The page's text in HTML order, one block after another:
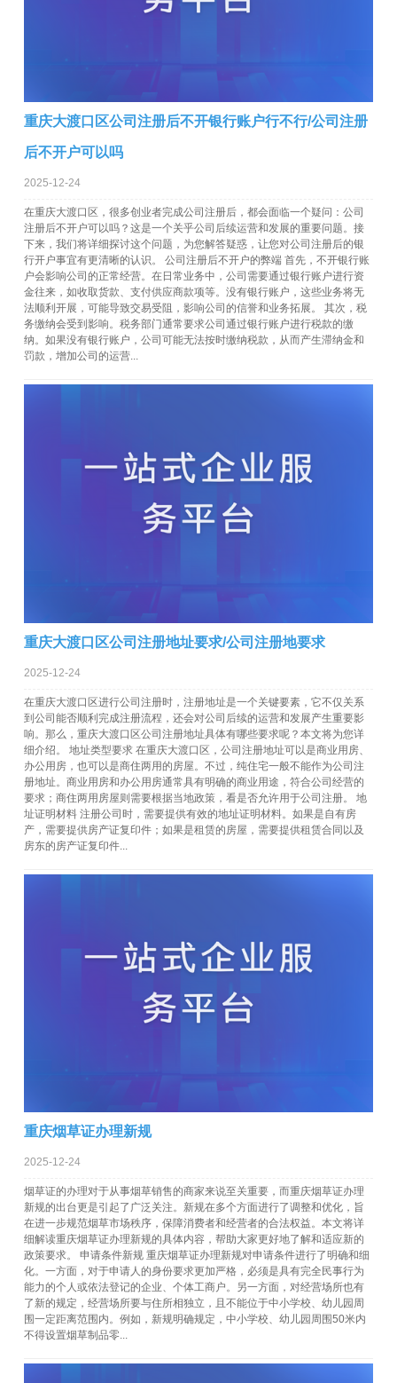
重庆大渡口区公司注册后不开银行账户行不行/公司注册
后不开户可以吗
2025-12-24
在重庆大渡口区，很多创业者完成公司注册后，都会面临一个疑问：公司
注册后不开户可以吗？这是一个关乎公司后续运营和发展的重要问题。接
下来，我们将详细探讨这个问题，为您解答疑惑，让您对公司注册后的银
行开户事宜有更清晰的认识。 公司注册后不开户的弊端 首先，不开银行账
户会影响公司的正常经营。在日常业务中，公司需要通过银行账户进行资
金往来，如收取货款、支付供应商款项等。没有银行账户，这些业务将无
法顺利开展，可能导致交易受阻，影响公司的信誉和业务拓展。 其次，税
务缴纳会受到影响。税务部门通常要求公司通过银行账户进行税款的缴
纳。如果没有银行账户，公司可能无法按时缴纳税款，从而产生滞纳金和
罚款，增加公司的运营...
重庆大渡口区公司注册地址要求/公司注册地要求
2025-12-24
在重庆大渡口区进行公司注册时，注册地址是一个关键要素，它不仅关系
到公司能否顺利完成注册流程，还会对公司后续的运营和发展产生重要影
响。那么，重庆大渡口区公司注册地址具体有哪些要求呢？本文将为您详
细介绍。 地址类型要求 在重庆大渡口区，公司注册地址可以是商业用房、
办公用房，也可以是商住两用的房屋。不过，纯住宅一般不能作为公司注
册地址。商业用房和办公用房通常具有明确的商业用途，符合公司经营的
要求；商住两用房屋则需要根据当地政策，看是否允许用于公司注册。 地
址证明材料 注册公司时，需要提供有效的地址证明材料。如果是自有房
产，需要提供房产证复印件；如果是租赁的房屋，需要提供租赁合同以及
房东的房产证复印件...
重庆烟草证办理新规
2025-12-24
烟草证的办理对于从事烟草销售的商家来说至关重要，而重庆烟草证办理
新规的出台更是引起了广泛关注。新规在多个方面进行了调整和优化，旨
在进一步规范烟草市场秩序，保障消费者和经营者的合法权益。本文将详
细解读重庆烟草证办理新规的具体内容，帮助大家更好地了解和适应新的
政策要求。 申请条件新规 重庆烟草证办理新规对申请条件进行了明确和细
化。一方面，对于申请人的身份要求更加严格，必须是具有完全民事行为
能力的个人或依法登记的企业、个体工商户。另一方面，对经营场所也有
了新的规定，经营场所要与住所相独立，且不能位于中小学校、幼儿园周
围一定距离范围内。例如，新规明确规定，中小学校、幼儿园周围50米内
不得设置烟草制品零...